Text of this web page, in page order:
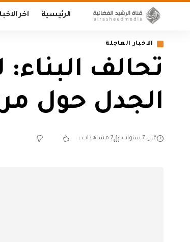
الرئيسية اخر
الاخبار العاجلة
تحالف
الجدل حول
قبل 7 سنوات 7 مشاهدات